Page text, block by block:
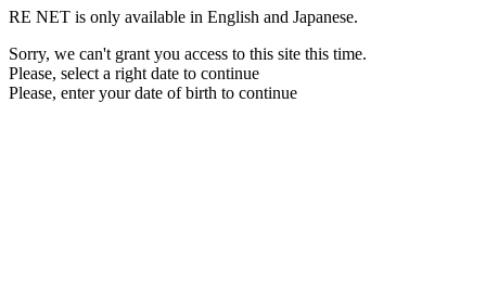
RE NET is only available in English and Japanese.
Sorry, we can't grant you access to this site this time.
Please, select a right date to continue
Please, enter your date of birth to continue